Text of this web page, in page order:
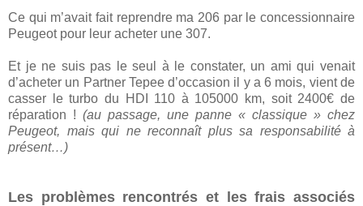
Ce qui m’avait fait reprendre ma 206 par le concessionnaire
Peugeot pour leur acheter une 307.
Et je ne suis pas le seul à le constater, un ami qui venait
d’acheter un Partner Tepee d’occasion il y a 6 mois, vient de
casser le turbo du HDI 110 à 105000 km, soit 2400€ de
réparation ! (au passage, une panne « classique » chez
Peugeot, mais qui ne reconnaît plus sa responsabilité à
présent…)
Les problèmes rencontrés et les frais associés